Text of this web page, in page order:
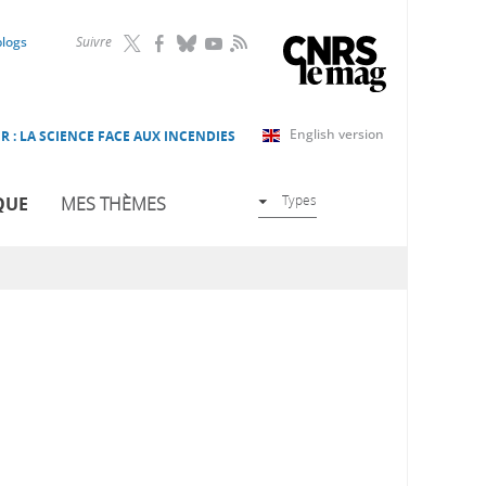
Suivre RSS
English version
: LA SCIENCE FACE AUX INCENDIES
MES THÈMES Types